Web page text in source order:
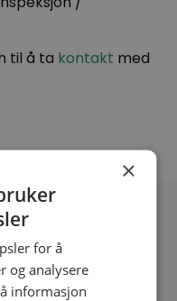
til å ta kontakt med
for et
×
for å
og analysere
informasjon